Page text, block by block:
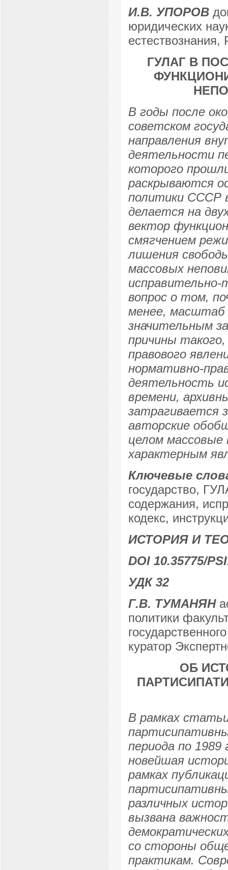
И.В. УПОРОВ
юридических
естествознания,
ГУЛАГ В
В годы после
советском
направления
деятельности
которого
раскрываются
политики СССР
делается на
вектор
смягчением
лишения
массовых
вопрос о том,
менее, масштаб
значительным
причины такого,
правового
нормативно-
деятельность
времени,
затрагивается
авторские
целом массовые
характерным
Ключевые
государство,
содержания,
кодекс,
ИСТОРИЯ И
DOI 10.35775/
УДК 32
Г.В. ТУМАНЯН
политики
куратор
ОБ
В рамках
периода по 1989
новейшая
рамках
различных
вызвана
со стороны
практикам.